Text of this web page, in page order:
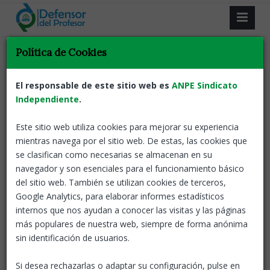
Presentación del informe
del Defensor del Profesor de
25 Nov, 2020 ANPE-Nacional
El último informe del servicio El Defensor del Profesor
de ANPE correspondiente al curso 2019/2020 muestra
una preocupante estabilización y aumento en algunos
indicadores con respecto al curso anterior en los
casos de acoso y violencia hacia los docentes.
desde la creación del servicio de El Defensor del
Política de Cookies
El responsable de este sitio web es ANPE Sindicato
Independiente.
Este sitio web utiliza cookies para mejorar su experiencia
mientras navega por el sitio web. De estas, las cookies que
se clasifican como necesarias se almacenan en su
navegador y son esenciales para el funcionamiento básico
del sitio web. También se utilizan cookies de terceros,
Google Analytics, para elaborar informes estadísticos
internos que nos ayudan a conocer las visitas y las páginas
más populares de nuestra web, siempre de forma anónima
sin identificación de usuarios.
Si desea rechazarlas o adaptar su configuración, pulse en